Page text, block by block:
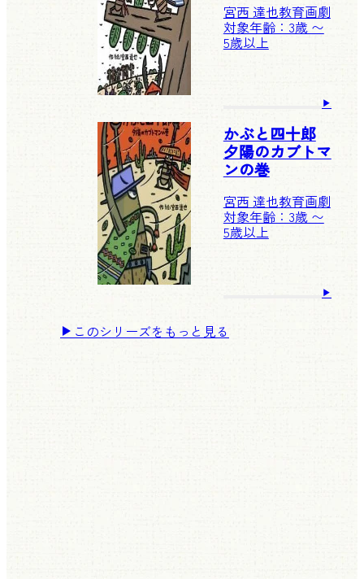
宮西 達也教育画劇
対象年齢：3歳 〜
5歳以上
かぶと四十郎
夕陽のカブトマ
ンの巻
宮西 達也教育画劇
対象年齢：3歳 〜
5歳以上
このシリーズをもっと見る